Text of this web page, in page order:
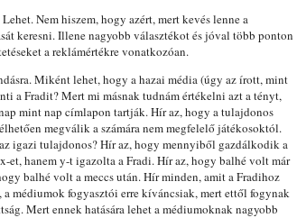
Nem hiszem, hogy azért, mert kevés lenne a
keresni. Illene nagyobb választékot és jóval több ponton
a reklámértékre vonatkozóan.
Miként lehet, hogy a hazai média (úgy az írott, mint
a Fradit? Mert mi másnak tudnám értékelni azt a tényt,
mint nap címlapon tartják. Hír az, hogy a tulajdonos
megválik a számára nem megfelelő játékosoktól.
igazi tulajdonos? Hír az, hogy mennyiből gazdálkodik a
et, hanem y-t igazolta a Fradi. Hír az, hogy balhé volt már
balhé volt a meccs után. Hír minden, amit a Fradihoz
médiumok fogyasztói erre kíváncsiak, mert ettől fogynak
Mert ennek hatására lehet a médiumoknak nagyobb